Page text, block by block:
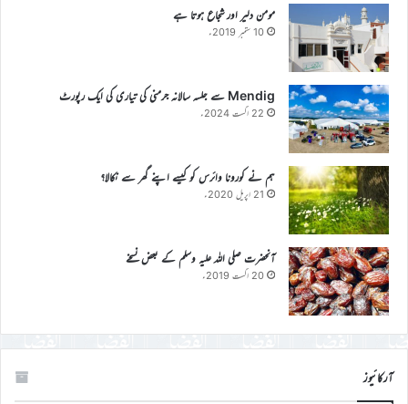
مومن دلیر اور شجاع ہوتا ہے
10 ستمبر 2019ء
Mendig سے جلسہ سالانہ جرمنی کی تیاری کی ایک رپورٹ
22 اگست 2024ء
ہم نے کورونا وائرس کو کیسے اپنے گھر سے نکالا؟
21 اپریل 2020ء
آنحضرت صلی اللہ علیہ وسلم کے بعض نسخے
20 اگست 2019ء
آرکائیوز